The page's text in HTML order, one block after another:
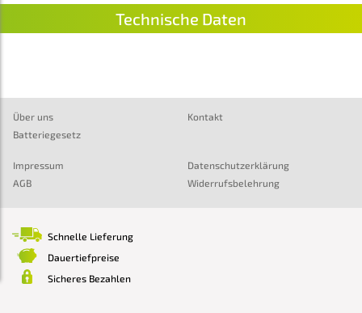
Technische Daten
Über uns
Batteriegesetz
Kontakt
Impressum
AGB
Datenschutzerklärung
Widerrufsbelehrung
Schnelle Lieferung
Dauertiefpreise
Sicheres Bezahlen